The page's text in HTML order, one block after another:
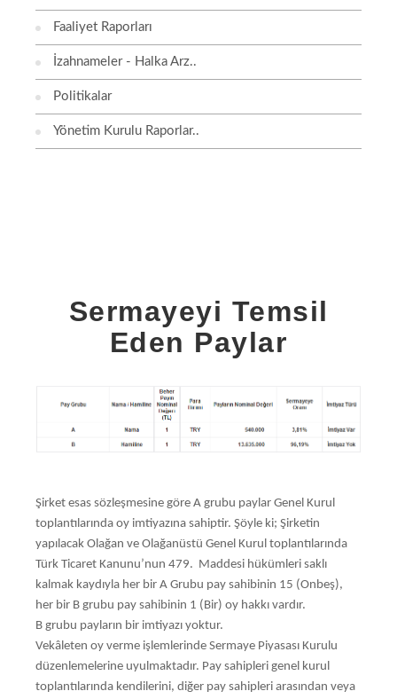
Faaliyet Raporları
İzahnameler - Halka Arz..
Politikalar
Yönetim Kurulu Raporlar..
Sermayeyi Temsil
Eden Paylar
Şirket esas sözleşmesine göre A grubu paylar Genel Kurul
toplantılarında oy imtiyazına sahiptir. Şöyle ki; Şirketin
yapılacak Olağan ve Olağanüstü Genel Kurul toplantılarında
Türk Ticaret Kanunu’nun 479. Maddesi hükümleri saklı
kalmak kaydıyla her bir A Grubu pay sahibinin 15 (Onbeş),
her bir B grubu pay sahibinin 1 (Bir) oy hakkı vardır.
B grubu payların bir imtiyazı yoktur.
Vekâleten oy verme işlemlerinde Sermaye Piyasası Kurulu
düzenlemelerine uyulmaktadır. Pay sahipleri genel kurul
toplantılarında kendilerini, diğer pay sahipleri arasından veya